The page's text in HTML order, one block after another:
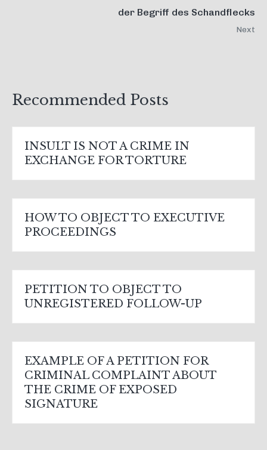
der Begriff des Schandflecks
Next
Recommended Posts
INSULT IS NOT A CRIME IN
EXCHANGE FOR TORTURE
HOW TO OBJECT TO EXECUTIVE
PROCEEDINGS
PETITION TO OBJECT TO
UNREGISTERED FOLLOW-UP
EXAMPLE OF A PETITION FOR
CRIMINAL COMPLAINT ABOUT
THE CRIME OF EXPOSED
SIGNATURE